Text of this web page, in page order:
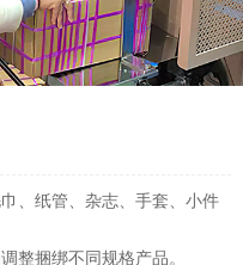
、纸管、杂志、手套、小件
整捆绑不同规格产品。